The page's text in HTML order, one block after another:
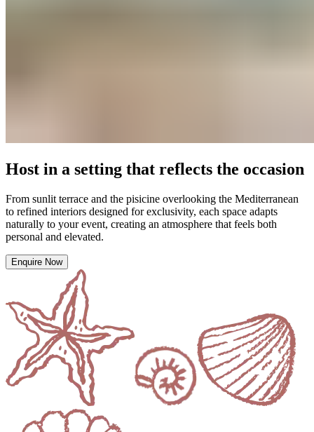
Host in a setting that reflects the occasion​​​​‌ ‍ ​‍​‍‌‍ ‌ ​‍‌‍‍‌‌‍‌ ‌‍‍‌‌‍ ‍​‍​‍​ ‍‍​‍​‍‌ ​ ‌‍​‌‌‍ ‍‌‍‍‌‌ ‌​‌ ‍‌​‍ ‍‌‍‍‌‌‍ ​‍​‍​‍ ​​‍​‍‌‍‍​‌ ​‍‌‍‌‌‌‍‌‍​‍​‍​ ‍‍​‍​‍‌‍‍​‌ ‌​‌ ‌​‌ ​​‌ ​ ​ ‍‍​‍ ​‍ ‌‍ ​​‍ ‌‌‍​‌‌‍ ‍‌‍‌​​‍ ‌‌ ​‍​‍ ‌‌‍‍​‌‍ ‌ ‌​‌‍‌‌‌‍ ​‌ ​ ​‍ ‌‌ ​ ‌ ‌​‌ ‌‌‌‍‌​‌‍‍‌‌‍ ​‍ ‍‌ ‌‍‌‍‌‌‌ ​‍‌‍​ ‌‍‌‌‌‍ ​​‍ ‍‌‍​‌‌ ​​‌ ​​​‍ ‌‍‍‌‌‍ ‍‌ ‌​‌‍‌‌‌‍ ‍‌ ‌​​‍ ‌‍‌‌‌‍‌​‌‍‍‌‌ ‌​​‍ ‌‍ ‌‌‍ ‌‍‌​‌‍‌‌​ ‌‌ ​​‌ ​‍‌‍‌‌‌ ​ ‌‍‌‌‌‍ ‍‌ ‌​‌‍​‌‌ ‌​‌‍‍‌‌‍ ‌‍ ‍​ ‍ ‌‍‍‌‌‍‌​​ ‌‌‍‌​​ ​​‌‍​ ​ ‍​​ ​​​ ​‌​ ‌ ​ ‌‌​‍ ‌​ ​‍​ ‍‌​ ‌‌​ ​ ​‍ ‌​ ‌​​ ​‍‌‍​‌​ ​‌​‍ ‌​ ‍‌​ ‌‌​ ‌‍​ ‌‌​‍ ‌​ ‌‍​ ‍​‌‍‌​​ ​‌​ ‍​‌‍​‍​ ‌‌‌‍‌‌‌‍‌‍​ ‌​​ ​ ‌‍​‍​ ‍ ‌ ‌​‌ ‍‌‌ ​​‌‍‌‌​ ‌‌‍‍​‌‍ ‌ ‌​‌‍‌‌‌‍ ​‌‌​ ‌‍‍‌‌ ‌​‌‍‌‌‌‌​​‌‍​‌‌‍‌ ‌‍‌‌​ ‍ ‌ ​​‌‍​‌‌ ‌​‌‍‍​​ ‌‌ ​​‌‍​‌‌‍‌ ‌‍‌‌‌​​‍‌ ‌‌‌‍‍‌‌‍ ​‌‍‌​‌‍‌‌‌ ​‍​‍‌‌​ ‌‌‌​​‍‌‌ ‌‍‍ ‌‍‌‌‌ ‍‌​‍‌‌​ ​ ‌​‌​​‍‌‌​ ​ ‌​‌​​‍‌‌​ ​‍​ ​‍​ ​ ‌‍​‍​ ‌‍‌‍​‌​ ​‍​ ​‌​ ​‌​ ‍‌​ ​‍​ ‍​​ ‌‌​ ‍​​‍‌‌​ ​‍​ ​‍​‍‌‌​ ‌‌‌​‌​​‍ ‍‌‍‍​‌‍‌‌‌‍​‌‌‍‌​‌‍‍‌‌‍ ‍‌‍‌ ​ ‌‍​‍‌‍​‌‌ ​ ‌‍‌‌‌‌‌‌‌ ​‍‌‍ ​​ ‌‌‍‍​‌ ‌​‌ ‌​‌ ​​‌ ​ ​‍‌‌​ ​ ‌​​‌​‍‌‌​ ​‍‌​‌‍​‍‌‌​ ​‍‌​‌‍‌‍ ​​‍ ‌‌‍​‌‌‍ ‍‌‍‌​​‍ ‌‌ ​‍​‍ ‌‌‍‍​‌‍ ‌ ‌​‌‍‌‌‌‍ ​‌ ​ ​‍ ‌‌ ​ ‌ ‌​‌ ‌‌‌‍‌​‌‍‍‌‌‍ ​‍ ‍‌ ‌‍‌‍‌‌‌ ​‍‌‍​ ‌‍‌‌‌‍ ​​‍ ‍‌‍​‌‌ ​​‌ ​​​‍‌‍‌‍‍‌‌‍‌​​ ‌‌‍‌​​ ​​‌‍​ ​ ‍​​ ​​​ ​‌​ ‌ ​ ‌‌​‍ ‌​ ​‍​ ‍‌​ ‌‌​ ​ ​‍ ‌​ ‌​​ ​‍‌‍​‌​ ​‌​‍ ‌​ ‍‌​ ‌‌​ ‌‍​ ‌‌​‍ ‌​ ‌‍​ ‍​‌‍‌​​ ​‌​ ‍​‌‍​‍​ ‌‌‌‍‌‌‌‍‌‍​ ‌​​ ​ ‌‍​‍​‍‌‍‌ ‌​‌ ‍‌‌ ​​‌‍‌‌​ ‌‌‍‍​‌‍ ‌ ‌​‌‍‌‌‌‍ ​‌‌​ ‌‍‍‌‌ ‌​‌‍‌‌‌‌​​‌‍​‌‌‍‌ ‌‍‌‌​‍‌‍‌ ​​‌‍​‌‌ ‌​‌‍‍​​ ‌‌ ​​‌‍​‌‌‍‌ ‌‍‌‌‌​​‍‌ ‌‌‌‍‍‌‌‍ ​‌‍‌​‌‍‌‌‌ ​‍​‍‌‌​ ‌‌‌​​‍‌‌ ‌‍‍ ‌‍‌‌‌ ‍‌​‍‌‌​ ​ ‌​‌​​‍‌‌​ ​ ‌​‌​​‍‌‌​ ​‍​ ​‍​ ​ ‌‍​‍​ ‌‍‌‍​‌​ ​‍​ ​‌​ ​‌​ ‍‌​ ​‍​ ‍​​ ‌‌​ ‍​​‍‌‌​ ​‍​ ​‍​‍‌‌​ ‌‌‌​‌​​‍ ‍‌‍‍​‌‍‌‌‌‍​‌‌‍‌​‌‍‍‌‌‍ ‍‌‍‌ ​‍‌‍‌ ​​‌‍‌‌‌ ​‍‌ ​ ‌ ​​‌‍‌‌‌‍​ ‌ ‌​‌‍‍‌‌ ‌‍‌‍‌‌​ ‌‌ ​​‌ ‌‌‌‍​‍‌‍ ​‌‍‍‌‌ ​ ‌‍‍​‌‍‌‌‌‍‌​​‍​‍‌ ‌
From sunlit terrace and the pisicine overlooking the Mediterranean
to refined interiors designed for exclusivity, each space adapts
naturally to your event, creating an atmosphere that feels both
personal and elevated.​​​​‌ ‍ ​‍​‍‌‍ ‌ ​‍‌‍‍‌‌‍‌ ‌‍‍‌‌‍ ‍​‍​‍​ ‍‍​‍​‍‌ ​ ‌‍​‌‌‍ ‍‌‍‍‌‌ ‌​‌ ‍‌​‍ ‍‌‍‍‌‌‍ ​‍​‍​‍ ​​‍​‍‌‍‍​‌ ​‍‌‍‌‌‌‍‌‍​‍​‍​ ‍‍​‍​‍‌‍‍​‌ ‌​‌ ‌​‌ ​​‌ ​ ​ ‍‍​‍ ​‍ ‌‍ ​​‍ ‌‌‍​‌‌‍ ‍‌‍‌​​‍ ‌‌ ​‍​‍ ‌‌‍‍​‌‍ ‌ ‌​‌‍‌‌‌‍ ​‌ ​ ​‍ ‌‌ ​ ‌ ‌​‌ ‌‌‌‍‌​‌‍‍‌‌‍ ​‍ ‍‌ ‌‍‌‍‌‌‌ ​‍‌‍​ ‌‍‌‌‌‍ ​​‍ ‍‌‍​‌‌ ​​‌ ​​​‍ ‌‍‍‌‌‍ ‍‌ ‌​‌‍‌‌‌‍ ‍‌ ‌​​‍ ‌‍‌‌‌‍‌​‌‍‍‌‌ ‌​​‍ ‌‍ ‌‌‍ ‌‍‌​‌‍‌‌​ ‌‌ ​​‌ ​‍‌‍‌‌‌ ​ ‌‍‌‌‌‍ ‍‌ ‌​‌‍​‌‌ ‌​‌‍‍‌‌‍ ‌‍ ‍​ ‍ ‌‍‍‌‌‍‌​​ ‌‌‍‌​​ ​​‌‍​ ​ ‍​​ ​​​ ​‌​ ‌ ​ ‌‌​‍ ‌​ ​‍​ ‍‌​ ‌‌​ ​ ​‍ ‌​ ‌​​ ​‍‌‍​‌​ ​‌​‍ ‌​ ‍‌​ ‌‌​ ‌‍​ ‌‌​‍ ‌​ ‌‍​ ‍​‌‍‌​​ ​‌​ ‍​‌‍​‍​ ‌‌‌‍‌‌‌‍‌‍​ ‌​​ ​ ‌‍​‍​ ‍ ‌ ‌​‌ ‍‌‌ ​​‌‍‌‌​ ‌‌‍‍​‌‍ ‌ ‌​‌‍‌‌‌‍ ​‌‌​ ‌‍‍‌‌ ‌​‌‍‌‌‌‌​​‌‍​‌‌‍‌ ‌‍‌‌​ ‍ ‌ ​​‌‍​‌‌ ‌​‌‍‍​​ ‌‌ ​​‌‍​‌‌‍‌ ‌‍‌‌‌​​‍‌ ‌‌‌‍‍‌‌‍ ​‌‍‌​‌‍‌‌‌ ​‍​‍‌‌​ ‌‌‌​​‍‌‌ ‌‍‍ ‌‍‌‌‌ ‍‌​‍‌‌​ ​ ‌​‌​​‍‌‌​ ​ ‌​‌​​‍‌‌​ ​‍​ ​‍​ ​ ‌‍​‍​ ‌‍‌‍​‌​ ​‍​ ​‌​ ​‌​ ‍‌​ ​‍​ ‍​​ ‌‌​ ‍​​‍‌‌​ ​‍​ ​‍​‍‌‌​ ‌‌‌​‌​​‍ ‍‌‍​‍‌‍ ‌‍‌​‌ ‍‌​ ‌‍​‍‌‍​‌‌ ​ ‌‍‌‌‌‌‌‌‌ ​‍‌‍ ​​ ‌‌‍‍​‌ ‌​‌ ‌​‌ ​​‌ ​ ​‍‌‌​ ​ ‌​​‌​‍‌‌​ ​‍‌​‌‍​‍‌‌​ ​‍‌​‌‍‌‍ ​​‍ ‌‌‍​‌‌‍ ‍‌‍‌​​‍ ‌‌ ​‍​‍ ‌‌‍‍​‌‍ ‌ ‌​‌‍‌‌‌‍ ​‌ ​ ​‍ ‌‌ ​ ‌ ‌​‌ ‌‌‌‍‌​‌‍‍‌‌‍ ​‍ ‍‌ ‌‍‌‍‌‌‌ ​‍‌‍​ ‌‍‌‌‌‍ ​​‍ ‍‌‍​‌‌ ​​‌ ​​​‍‌‍‌‍‍‌‌‍‌​​ ‌‌‍‌​​ ​​‌‍​ ​ ‍​​ ​​​ ​‌​ ‌ ​ ‌‌​‍ ‌​ ​‍​ ‍‌​ ‌‌​ ​ ​‍ ‌​ ‌​​ ​‍‌‍​‌​ ​‌​‍ ‌​ ‍‌​ ‌‌​ ‌‍​ ‌‌​‍ ‌​ ‌‍​ ‍​‌‍‌​​ ​‌​ ‍​‌‍​‍​ ‌‌‌‍‌‌‌‍‌‍​ ‌​​ ​ ‌‍​‍​‍‌‍‌ ‌​‌ ‍‌‌ ​​‌‍‌‌​ ‌‌‍‍​‌‍ ‌ ‌​‌‍‌‌‌‍ ​‌‌​ ‌‍‍‌‌ ‌​‌‍‌‌‌‌​​‌‍​‌‌‍‌ ‌‍‌‌​‍‌‍‌ ​​‌‍​‌‌ ‌​‌‍‍​​ ‌‌ ​​‌‍​‌‌‍‌ ‌‍‌‌‌​​‍‌ ‌‌‌‍‍‌‌‍ ​‌‍‌​‌‍‌‌‌ ​‍​‍‌‌​ ‌‌‌​​‍‌‌ ‌‍‍ ‌‍‌‌‌ ‍‌​‍‌‌​ ​ ‌​‌​​‍‌‌​ ​ ‌​‌​​‍‌‌​ ​‍​ ​‍​ ​ ‌‍​‍​ ‌‍‌‍​‌​ ​‍​ ​‌​ ​‌​ ‍‌​ ​‍​ ‍​​ ‌‌​ ‍​​‍‌‌​ ​‍​ ​‍​‍‌‌​ ‌‌‌​‌​​‍ ‍‌‍​‍‌‍ ‌‍‌​‌ ‍‌​‍‌‍‌ ​​‌‍‌‌‌ ​‍‌ ​ ‌ ​​‌‍‌‌‌‍​ ‌ ‌​‌‍‍‌‌ ‌‍‌‍‌‌​ ‌‌ ​​‌ ‌‌‌‍​‍‌‍ ​‌‍‍‌‌ ​ ‌‍‍​‌‍‌‌‌‍‌​​‍​‍‌ ‌
Enquire Now​​​​‌ ‍ ​‍​‍‌‍ ‌ ​‍‌‍‍‌‌‍‌ ‌‍‍‌‌‍ ‍​‍​‍​ ‍‍​‍​‍‌ ​ ‌‍​‌‌‍ ‍‌‍‍‌‌ ‌​‌ ‍‌​‍ ‍‌‍‍‌‌‍ ​‍​‍​‍ ​​‍​‍‌‍‍​‌ ​‍‌‍‌‌‌‍‌‍​‍​‍​ ‍‍​‍​‍‌‍‍​‌ ‌​‌ ‌​‌ ​​‌ ​ ​ ‍‍​‍ ​‍ ‌‍ ​​‍ ‌‌‍​‌‌‍ ‍‌‍‌​​‍ ‌‌ ​‍​‍ ‌‌‍‍​‌‍ ‌ ‌​‌‍‌‌‌‍ ​‌ ​ ​‍ ‌‌ ​ ‌ ‌​‌ ‌‌‌‍‌​‌‍‍‌‌‍ ​‍ ‍‌ ‌‍‌‍‌‌‌ ​‍‌‍​ ‌‍‌‌‌‍ ​​‍ ‍‌‍​‌‌ ​​‌ ​​​‍ ‌‍‍‌‌‍ ‍‌ ‌​‌‍‌‌‌‍ ‍‌ ‌​​‍ ‌‍‌‌‌‍‌​‌‍‍‌‌ ‌​​‍ ‌‍ ‌‌‍ ‌‍‌​‌‍‌‌​ ‌‌ ​​‌ ​‍‌‍‌‌‌ ​ ‌‍‌‌‌‍ ‍‌ ‌​‌‍​‌‌ ‌​‌‍‍‌‌‍ ‌‍ ‍​ ‍ ‌‍‍‌‌‍‌​​ ‌‌‍‌​​ ​​‌‍​ ​ ‍​​ ​​​ ​‌​ ‌ ​ ‌‌​‍ ‌​ ​‍​ ‍‌​ ‌‌​ ​ ​‍ ‌​ ‌​​ ​‍‌‍​‌​ ​‌​‍ ‌​ ‍‌​ ‌‌​ ‌‍​ ‌‌​‍ ‌​ ‌‍​ ‍​‌‍‌​​ ​‌​ ‍​‌‍​‍​ ‌‌‌‍‌‌‌‍‌‍​ ‌​​ ​ ‌‍​‍​ ‍ ‌ ‌​‌ ‍‌‌ ​​‌‍‌‌​ ‌‌‍‍​‌‍ ‌ ‌​‌‍‌‌‌‍ ​‌‌​ ‌‍‍‌‌ ‌​‌‍‌‌‌‌​​‌‍​‌‌‍‌ ‌‍‌‌​ ‍ ‌ ​​‌‍​‌‌ ‌​‌‍‍​​ ‌‌ ​​‌‍​‌‌‍‌ ‌‍‌‌‌​​‍‌ ‌‌‌‍‍‌‌‍ ​‌‍‌​‌‍‌‌‌ ​‍​‍‌‌​ ‌‌‌​​‍‌‌ ‌‍‍ ‌‍‌‌‌ ‍‌​‍‌‌​ ​ ‌​‌​​‍‌‌​ ​ ‌​‌​​‍‌‌​ ​‍​ ​‍​ ​ ‌‍​‍​ ‌‍‌‍​‌​ ​‍​ ​‌​ ​‌​ ‍‌​ ​‍​ ‍​​ ‌‌​ ‍​​‍‌‌​ ​‍​ ​‍​‍‌‌​ ‌‌‌​‌​​‍ ‍‌ ​​‌ ​‍‌‍‍‌‌‍ ‌‌‍​‌‌ ​‍‌ ‍‌‌​​ ‌ ‌​‌‍​‌​‍ ‍‌‍ ​‌‍​‌‌‍​‍‌‍‌‌‌‍ ​​ ‌‍​‍‌‍​‌‌ ​ ‌‍‌‌‌‌‌‌‌ ​‍‌‍ ​​ ‌‌‍‍​‌ ‌​‌ ‌​‌ ​​‌ ​ ​‍‌‌​ ​ ‌​​‌​‍‌‌​ ​‍‌​‌‍​‍‌‌​ ​‍‌​‌‍‌‍ ​​‍ ‌‌‍​‌‌‍ ‍‌‍‌​​‍ ‌‌ ​‍​‍ ‌‌‍‍​‌‍ ‌ ‌​‌‍‌‌‌‍ ​‌ ​ ​‍ ‌‌ ​ ‌ ‌​‌ ‌‌‌‍‌​‌‍‍‌‌‍ ​‍ ‍‌ ‌‍‌‍‌‌‌ ​‍‌‍​ ‌‍‌‌‌‍ ​​‍ ‍‌‍​‌‌ ​​‌ ​​​‍‌‍‌‍‍‌‌‍‌​​ ‌‌‍‌​​ ​​‌‍​ ​ ‍​​ ​​​ ​‌​ ‌ ​ ‌‌​‍ ‌​ ​‍​ ‍‌​ ‌‌​ ​ ​‍ ‌​ ‌​​ ​‍‌‍​‌​ ​‌​‍ ‌​ ‍‌​ ‌‌​ ‌‍​ ‌‌​‍ ‌​ ‌‍​ ‍​‌‍‌​​ ​‌​ ‍​‌‍​‍​ ‌‌‌‍‌‌‌‍‌‍​ ‌​​ ​ ‌‍​‍​‍‌‍‌ ‌​‌ ‍‌‌ ​​‌‍‌‌​ ‌‌‍‍​‌‍ ‌ ‌​‌‍‌‌‌‍ ​‌‌​ ‌‍‍‌‌ ‌​‌‍‌‌‌‌​​‌‍​‌‌‍‌ ‌‍‌‌​‍‌‍‌ ​​‌‍​‌‌ ‌​‌‍‍​​ ‌‌ ​​‌‍​‌‌‍‌ ‌‍‌‌‌​​‍‌ ‌‌‌‍‍‌‌‍ ​‌‍‌​‌‍‌‌‌ ​‍​‍‌‌​ ‌‌‌​​‍‌‌ ‌‍‍ ‌‍‌‌‌ ‍‌​‍‌‌​ ​ ‌​‌​​‍‌‌​ ​ ‌​‌​​‍‌‌​ ​‍​ ​‍​ ​ ‌‍​‍​ ‌‍‌‍​‌​ ​‍​ ​‌​ ​‌​ ‍‌​ ​‍​ ‍​​ ‌‌​ ‍​​‍‌‌​ ​‍​ ​‍​‍‌‌​ ‌‌‌​‌​​‍ ‍‌ ​​‌ ​‍‌‍‍‌‌‍ ‌‌‍​‌‌ ​‍‌ ‍‌‌​​ ‌ ‌​‌‍​‌​‍ ‍‌‍ ​‌‍​‌‌‍​‍‌‍‌‌‌‍ ​​‍‌‍‌ ​​‌‍‌‌‌ ​‍‌ ​ ‌ ​​‌‍‌‌‌‍​ ‌ ‌​‌‍‍‌‌ ‌‍‌‍‌‌​ ‌‌ ​​‌ ‌‌‌‍​‍‌‍ ​‌‍‍‌‌ ​ ‌‍‍​‌‍‌‌‌‍‌​​‍​‍‌ ‌